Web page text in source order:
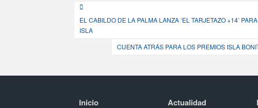
Navegación
de
entradas
EL CABILDO DE LA PALMA LANZA ‘EL TARJETAZO +14’
ISLA
CUENTA ATRÁS PARA LOS PREMIOS ISLA
Inicio Actualidad